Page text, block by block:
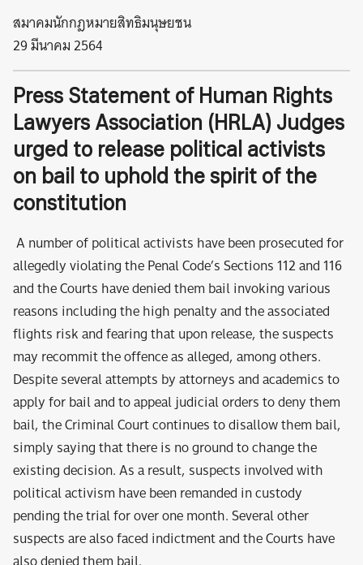
สมาคมนักกฎหมายสิทธิมนุษยชน
29 มีนาคม 2564
Press Statement of Human Rights
Lawyers Association (HRLA) Judges
urged to release political activists
on bail to uphold the spirit of the
constitution
A number of political activists have been prosecuted for
allegedly violating the Penal Code’s Sections 112 and 116
and the Courts have denied them bail invoking various
reasons including the high penalty and the associated
flights risk and fearing that upon release, the suspects
may recommit the offence as alleged, among others.
Despite several attempts by attorneys and academics to
apply for bail and to appeal judicial orders to deny them
bail, the Criminal Court continues to disallow them bail,
simply saying that there is no ground to change the
existing decision. As a result, suspects involved with
political activism have been remanded in custody
pending the trial for over one month. Several other
suspects are also faced indictment and the Courts have